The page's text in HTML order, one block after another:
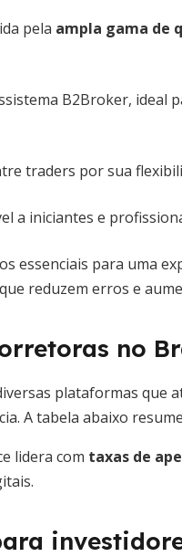
pela ampla gama de
B2Broker, ideal
traders por sua
a iniciantes e
essenciais para uma
que reduzem erros e
no
plataformas que
A tabela abaixo
lidera com taxas de